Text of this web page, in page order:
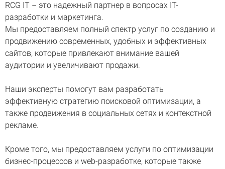
RCG IT – это надежный партнер в вопросах IT-
разработки и маркетинга.
Мы предоставляем полный спектр услуг по созданию и
продвижению современных, удобных и эффективных
сайтов, которые привлекают внимание вашей
аудитории и увеличивают продажи.
Наши эксперты помогут вам разработать
эффективную стратегию поисковой оптимизации, а
также продвижения в социальных сетях и контекстной
рекламе.
Кроме того, мы предоставляем услуги по оптимизации
бизнес-процессов и web-разработке, которые также